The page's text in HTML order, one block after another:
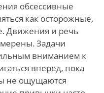
обсессивные
как осторожные,
Движения и речь
Задачи
вниманием к
вперед, пока
не ощущаются